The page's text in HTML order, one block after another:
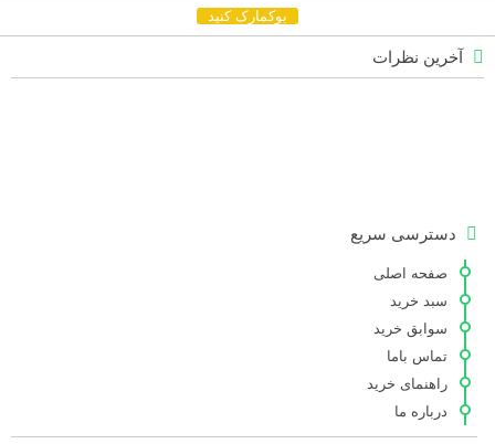
بوکمارک کنید
آخرین نظرات
دسترسی سریع
صفحه اصلی
سبد خرید
سوابق خرید
تماس باما
راهنمای خرید
درباره ما